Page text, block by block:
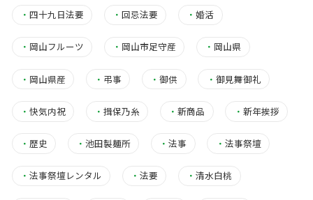
・ 四十九日法要 ・回忌法要 ・婚活
・ 岡山フルーツ ・ 岡山市足守産 ・ 岡山県
・ 岡山県産 ・ 弔事 ・御供 ・ 御見舞御礼
・ 快気内祝 ・揖保乃糸 ・新商品 ・ 新年挨拶
・ 歴史 ・池田製麺所 ・法事 ・ 法事祭壇
・ 法事祭壇レンタル ・法要 ・清水白桃